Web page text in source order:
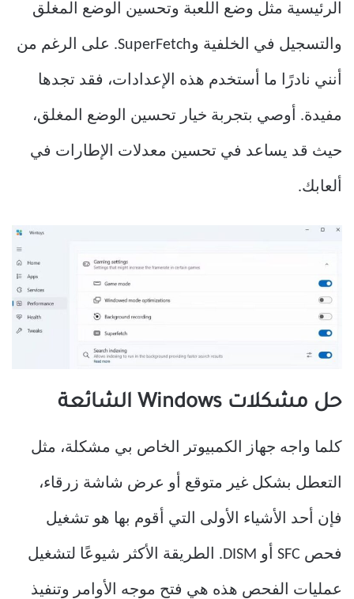
الرئيسية مثل وضع اللعبة وتحسين الوضع المغلق
والتسجيل في الخلفية وSuperFetch. على الرغم من
أنني نادرًا ما أستخدم هذه الإعدادات، فقد تجدها
مفيدة. أوصي بتجربة خيار تحسين الوضع المغلق،
حيث قد يساعد في تحسين معدلات الإطارات في
ألعابك.
حل مشكلات Windows الشائعة
كلما واجه جهاز الكمبيوتر الخاص بي مشكلة، مثل
التعطل بشكل غير متوقع أو عرض شاشة زرقاء،
فإن أحد الأشياء الأولى التي أقوم بها هو تشغيل
فحص SFC أو DISM. الطريقة الأكثر شيوعًا لتشغيل
عمليات الفحص هذه هي فتح موجه الأوامر وتنفيذ